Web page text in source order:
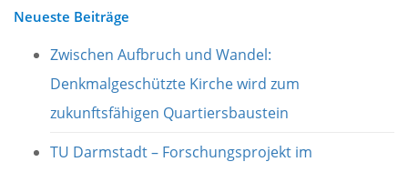
Neueste Beiträge
Zwischen Aufbruch und Wandel:
Denkmalgeschützte Kirche wird zum
zukunftsfähigen Quartiersbaustein
TU Darmstadt – Forschungsprojekt im